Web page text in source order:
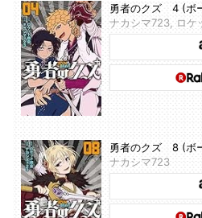
勇者のクズ 4 (ボ
ナカシマ723, ロケ
勇者のクズ 8 (ボ
ナカシマ723